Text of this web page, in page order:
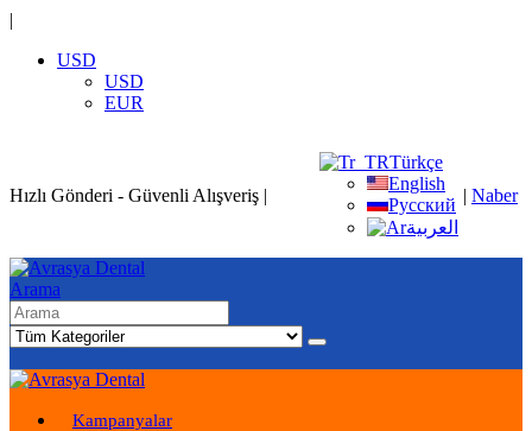
|
USD
USD
EUR
Hızlı Gönderi - Güvenli Alışveriş |
Türkçe
English
Русский
العربية
| Naber
Arama
Kampanyalar